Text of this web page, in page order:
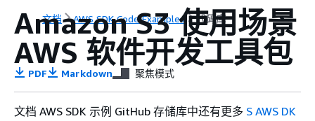
文档 AWS SDK Code Examples 代码库
Amazon S3 使用场景
AWS 软件开发工具包
PDF Markdown 聚焦模式
文档 AWS SDK 示例 GitHub 存储库中还有更多 S AWS DK